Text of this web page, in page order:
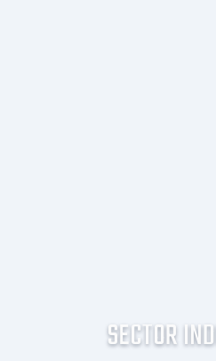
SECTOR